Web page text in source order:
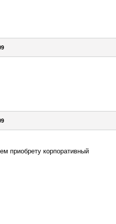
приобрету корпоративный